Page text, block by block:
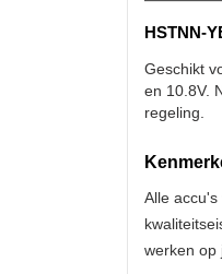
HSTNN-
Geschikt
en 10.8V.
regeling.
Alle
werken op